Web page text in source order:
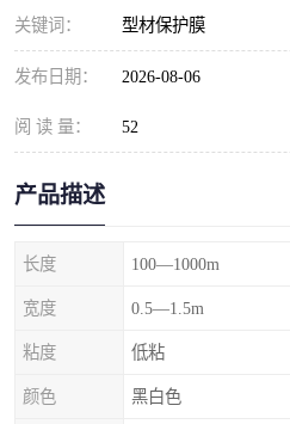
关键词： 型材保护膜
发布日期： 2026-08-06
阅 读 量： 52
产品描述
长度 100—1000m
宽度 0.5—1.5m
粘度 低粘
颜色 黑白色